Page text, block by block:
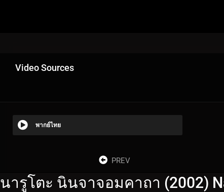
Video Sources
พากย์ไทย
PREV
นารูโตะ นินจาจอมคาถา (2002)